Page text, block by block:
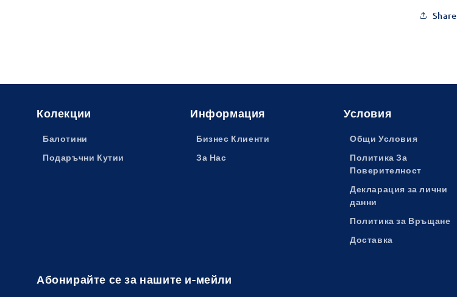
Share
Колекции
Балотини
Подаръчни Кутии
Информация
Бизнес Клиенти
За Нас
Условия
Общи Условия
Политика За
Поверителност
Декларация за лични
данни
Политика за Връщане
Доставка
Абонирайте се за нашите и-мейли